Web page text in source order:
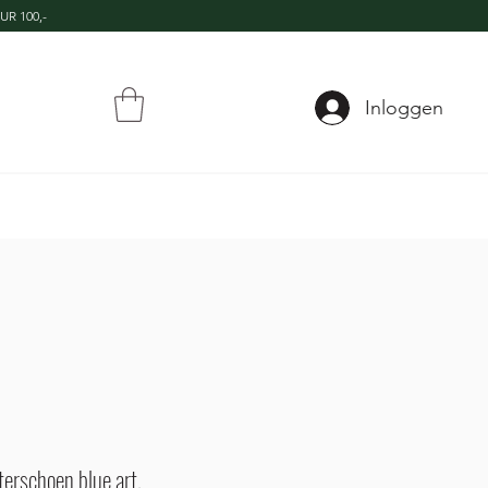
100,-
Inloggen
blue art.